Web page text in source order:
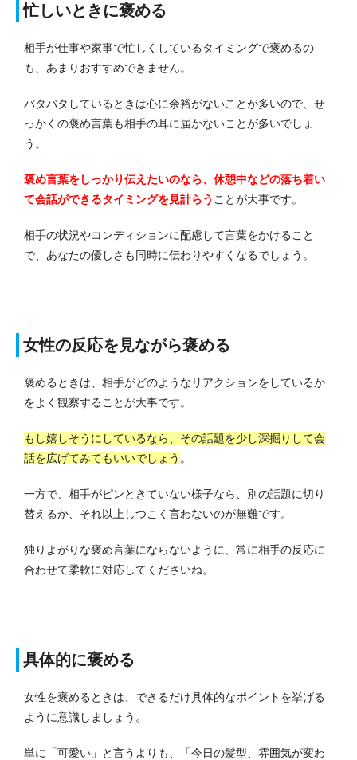
忙しいときに褒める
相手が仕事や家事で忙しくしているタイミングで褒めるの
も、あまりおすすめできません。
バタバタしているときは心に余裕がないことが多いので、せ
っかくの褒め言葉も相手の耳に届かないことが多いでしょ
う。
褒め言葉をしっかり伝えたいのなら、休憩中などの落ち着い
て会話ができるタイミングを見計らう ことが大事です。
相手の状況やコンディションに配慮して言葉をかけること
で、あなたの優しさも同時に伝わりやすくなるでしょう。
女性の反応を見ながら褒める
褒めるときは、相手がどのようなリアクションをしているか
をよく観察することが大事です。
もし嬉しそうにしているなら、その話題を少し深掘りして会
話を広げてみてもいいでしょう 。
一方で、相手がピンときていない様子なら、別の話題に切り
替えるか、それ以上しつこく言わないのが無難です。
独りよがりな褒め言葉にならないように、常に相手の反応に
合わせて柔軟に対応してくださいね。
具体的に褒める
女性を褒めるときは、できるだけ具体的なポイントを挙げる
ように意識しましょう。
単に「可愛い」と言うよりも、「今日の髪型、雰囲気が変わ